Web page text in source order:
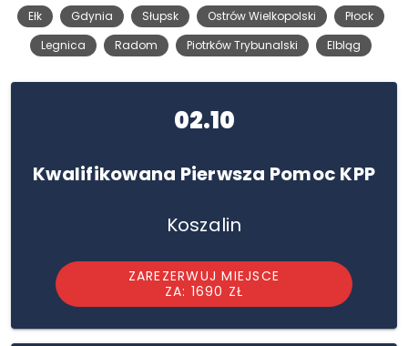
Ełk
Gdynia Słupsk Ostrów Wielkopolski
Płock
Legnica
Radom Piotrków Trybunalski Elbląg
02.10
Kwalifikowana Pierwsza Pomoc KPP
Koszalin
ZAREZERWUJ MIEJSCE
ZA: 1690 ZŁ